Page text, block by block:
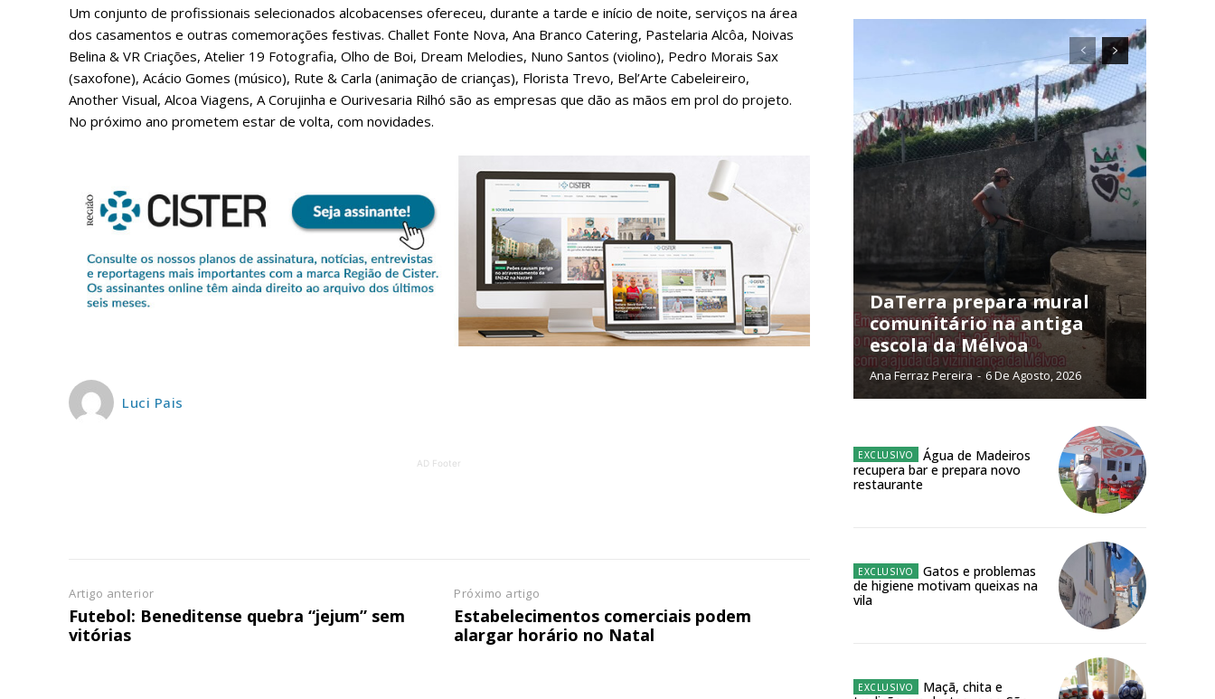
Planos de Assinatura
Faça-se assinante do Região de Cister e ajude-nos a manter este serviço público!
Sendo assinante terá acesso a todos os conteúdos exclusivos e versões digitais.
Escolha o plano de assinatura desejado:
ASSINATURA
Escolha o plano
ASSINATURA
DIGITAL ANUAL
16
12 meses
Acesso ao conteúdo online
Acesso aos conteúdos Exclusivos para
Um conjunto de profissionais selecionados alcobacenses ofereceu, durante a tarde e início de noite, serviços na área
dos casamentos e outras comemorações festivas. Challet Fonte Nova, Ana Branco Catering, Pastelaria Alcôa, Noivas
Belina & VR Criações, Atelier 19 Fotografia, Olho de Boi, Dream Melodies, Nuno Santos (violino), Pedro Morais Sax
(saxofone), Acácio Gomes (músico), Rute & Carla (animação de crianças), Florista Trevo, Bel’Arte Cabeleireiro,
Another Visual, Alcoa Viagens, A Corujinha e Ourivesaria Rilhó são as empresas que dão as mãos em prol do projeto.
No próximo ano prometem estar de volta, com novidades.
Luci Pais
AD Footer
Artigo anterior
Futebol: Beneditense quebra “jejum” sem
vitórias
Próximo artigo
Estabelecimentos comerciais podem
alargar horário no Natal
DaTerra prepara mural
comunitário na antiga
escola da Mélvoa
Ana Ferraz Pereira - 6 De Agosto, 2026
Água de Madeiros
recupera bar e prepara novo
restaurante
Gatos e problemas
de higiene motivam queixas na
vila
Maçã, chita e